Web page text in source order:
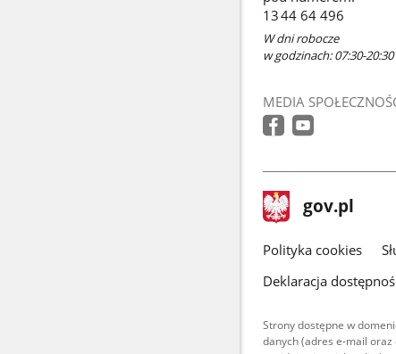
13 44 64 496
W dni robocze
w godzinach: 07:30-20:30
MEDIA
stopka
gov.pl Strona
gov.pl
gov.pl
Polityka cookies
Deklaracja
Strony dostępne w
danych (adres e-mail oraz